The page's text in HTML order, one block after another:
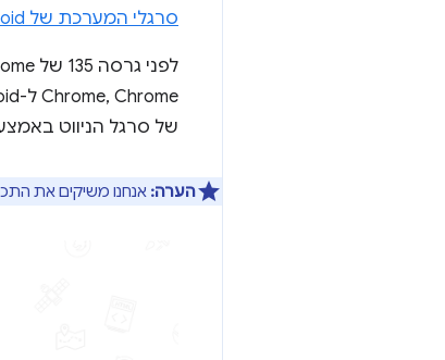
סרגלי המערכת של Android
של סרגל הניווט
הערה: אנחנו משיקים את